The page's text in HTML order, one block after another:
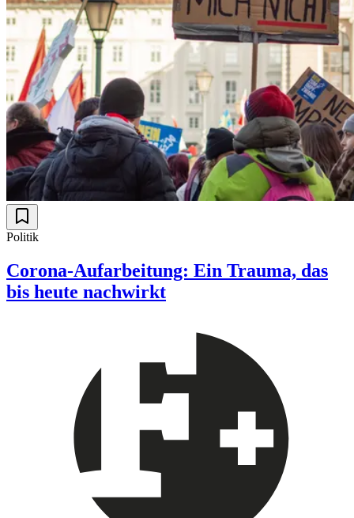
Politik
Corona-Aufarbeitung: Ein Trauma, das
bis heute nachwirkt